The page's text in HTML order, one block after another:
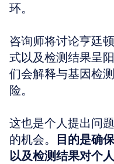
环。
咨询师将讨论亨廷
式以及检测结果呈
们会解释与基因检
险。
这也是个人提出问
的机会。 目的是确
以及检测结果对个